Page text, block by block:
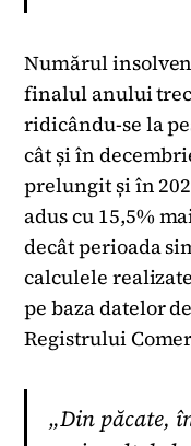
Numărul
finalul anului
ridicându-se la
cât și în
prelungit și în
adus cu 15,5%
decât perioada
calculele
pe baza datelor
Registrului
„Din păcate,